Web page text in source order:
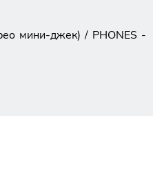
мини-джек) / PHONES -